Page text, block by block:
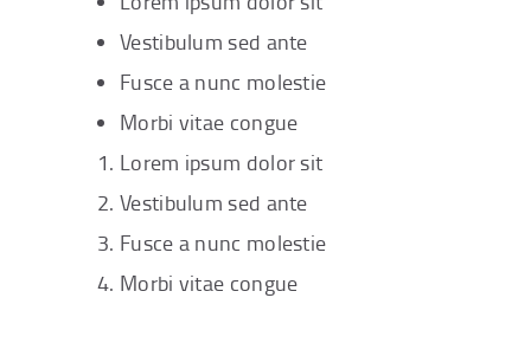
Vestibulum sed ante
Fusce a nunc molestie
Morbi vitae congue
Lorem ipsum dolor sit
Vestibulum sed ante
Fusce a nunc molestie
Morbi vitae congue